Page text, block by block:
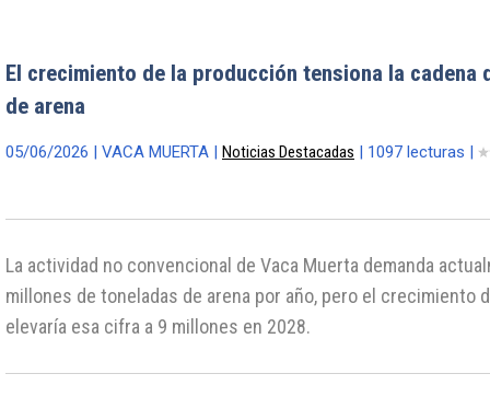
El crecimiento de la producción tensiona la cadena
de arena
05/06/2026 | VACA MUERTA | Noticias Destacadas | 1097 lecturas |
La actividad no convencional de Vaca Muerta demanda
millones de toneladas de arena por año, pero el crecimiento
elevaría esa cifra a 9 millones en 2028.